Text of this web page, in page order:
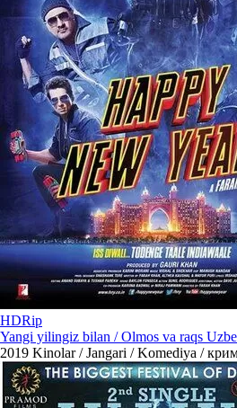
HDRip
Yangi yilingiz bilan / Olmos va raqs
2019 Kinolar / Jangari / Komediya /